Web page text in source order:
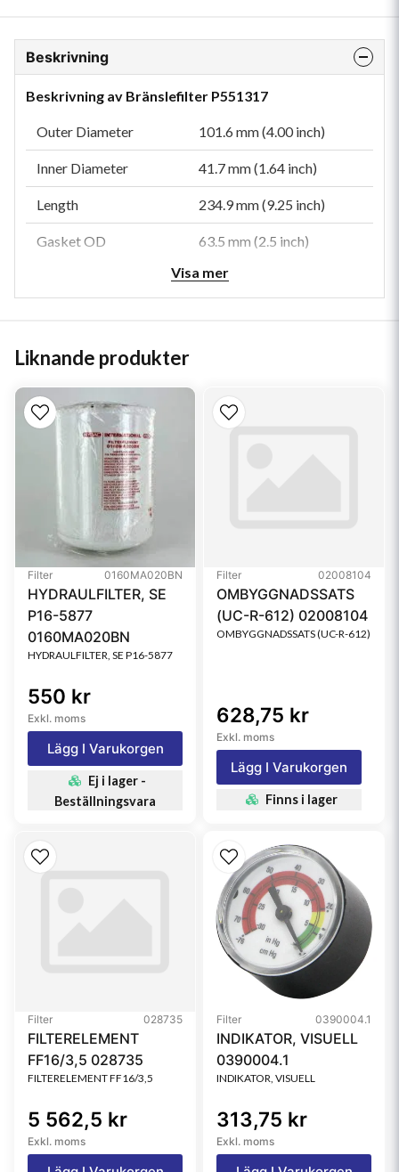
Beskrivning
Beskrivning av Bränslefilter P551317
Outer Diameter 101.6 mm (4.00 inch)
Inner Diameter 41.7 mm (1.64 inch)
Length 234.9 mm (9.25 inch)
Gasket OD 63.5 mm (2.5 inch)
41.7 mm (1.64 inch)
Efficiency Test Std
Style
Media Type Cellulose
Primary Application
Visa mer
Liknande produkter
Filter 0160MA020BN
HYDRAULFILTER, SE
P16-5877
0160MA020BN
HYDRAULFILTER, SE P16-5877
550 kr
Exkl. moms
Lägg I Varukorgen
Ej i lager -
Beställningsvara
Filter 02008104
OMBYGGNADSSATS
(UC-R-612) 02008104
OMBYGGNADSSATS (UC-R-612)
628,75 kr
Exkl. moms
Lägg I Varukorgen
Finns i lager
Filter 028735
FILTERELEMENT
FF16/3,5 028735
FILTERELEMENT FF16/3,5
5 562,5 kr
Exkl. moms
Filter 0390004.1
INDIKATOR, VISUELL
0390004.1
INDIKATOR, VISUELL
313,75 kr
Exkl. moms